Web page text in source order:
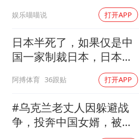
24小时不关
奋进开新局
娱乐喵喵说 打开APP
日本半死了，如果仅是中
国一家制裁日本，日本可
阿搏体育 36跟贴 打开APP
#乌克兰老丈人因躲避战
争，投奔中国女婿，被眼